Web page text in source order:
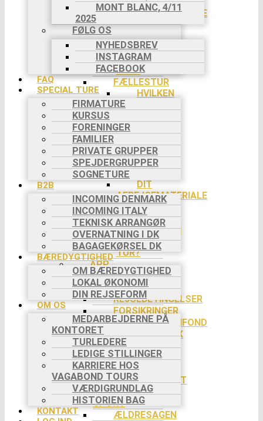
MONT BLANC, 4/11
2025
FØLG OS
NYHEDSBREV
INSTAGRAM
FACEBOOK
FAQ
SPECIAL TURE
FIRMATURE
KURSUS
FORENINGER
FAMILIER
PRIVATE GRUPPER
SPEJDERGRUPPER
SOGNETURE
B2B
INCOMING DENMARK
INCOMING ITALY
TEKNISK ARRANGØR
OVERNATNING I DK
BAGAGEKØRSEL DK
BÆREDYGTIGHED
OM BÆREDYGTIGHED
LOKAL ØKONOMI
DIN REJSEFORM
OM OS
MEDARBEJDERNE PÅ
KONTORET
TURLEDERE
LEDIGE STILLINGER
KARRIERE HOS
VAGABOND TOURS
VÆRDIGRUNDLAG
HISTORIEN BAG
KONTAKT
AFREJSEMATERIALE
DIT
NØDNUMMER
HVORDAN
VAR DIN
TUR?
FÆLLESTUR
HVILKEN
TUR?
REJSE TIL
BETALING
I 2
RATER
DIT
AFREJSEMATERIALE
DIN
TURLEDER
HVORDAN
VAR DIN
TUR?
APP
PRAKTISK INFO
BETALING
REJSEBETINGELSER
FORSIKRINGER
REJSEGARANTIFOND
COOKIEPOLITIK
SLETTE
COOKIES
RABAT
EVENTYRSPORT
SPEJDER
SPORT
ÆLDRESAGEN